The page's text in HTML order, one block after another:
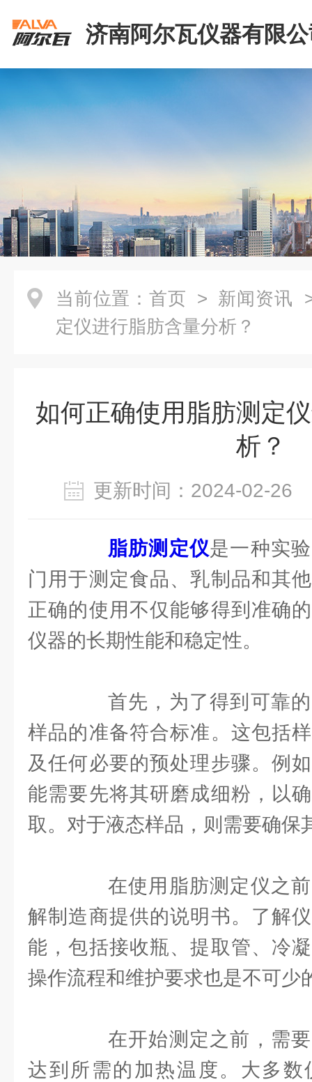
济南阿尔瓦仪器有限
当前位置： 首页 > 新闻资讯
定仪进行脂肪含量分析？
如何正确使用脂肪测定
析？
更新时间：2024-02-
脂肪测定仪是一种实
门用于测定食品、乳制品和其
正确的使用不仅能够得到准确
仪器的长期性能和稳定性。
首先，为了得到可靠的
样品的准备符合标准。这包括
及任何必要的预处理步骤。例
能需要先将其研磨成细粉，以
取。对于液态样品，则需要确保
在使用脂肪测定仪之前
解制造商提供的说明书。了解
能，包括接收瓶、提取管、冷
操作流程和维护要求也是不可少
在开始测定之前，需要
达到所需的加热温度。大多数